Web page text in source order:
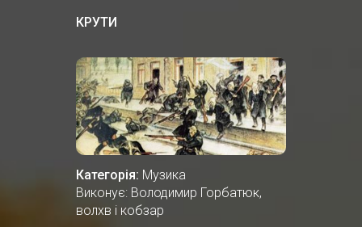
КРУТИ
Категорія: Музика
Виконує: Володимир Горбатюк,
волхв і кобзар